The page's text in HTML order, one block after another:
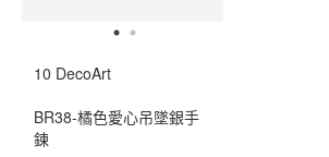
10 DecoArt
BR38-橘色愛心吊墜銀手
鍊